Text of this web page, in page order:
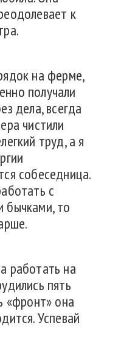
к
на ферме,
получали
дела, всегда
чистили
труд, а я
собеседница.
с
бычками, то
работать на
пять
«фронт» она
Успевай